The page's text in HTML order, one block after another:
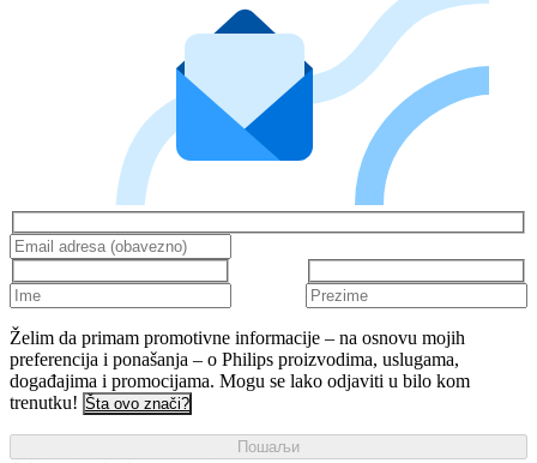
Želim da primam promotivne informacije – na osnovu mojih
preferencija i ponašanja – o Philips proizvodima, uslugama,
događajima i promocijama. Mogu se lako odjaviti u bilo kom
trenutku! Šta ovo znači?
Пошаљи